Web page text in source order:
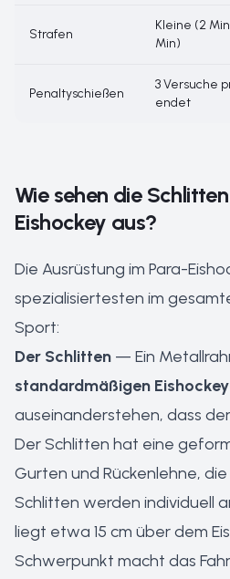
Strafen
Kleine (2
Min)
Penaltyschießen
3 Versuche
endet
Wie sehen die
Eishockey aus?
Die Ausrüstung im Para-
spezialisiertesten im
Sport:
Der Schlitten — Ein
standardmäßigen
auseinanderstehen, dass
Der Schlitten hat eine
Gurten und Rückenlehne,
Schlitten werden individuell
liegt etwa 15 cm über dem
Schwerpunkt macht das